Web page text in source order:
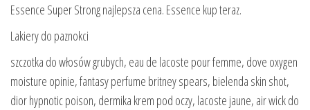
Essence Super Strong najlepsza cena. Essence kup teraz.
Lakiery do paznokci
szczotka do włosów grubych, eau de lacoste pour femme, dove oxygen
moisture opinie, fantasy perfume britney spears, bielenda skin shot,
dior hypnotic poison, dermika krem pod oczy, lacoste jaune, air wick do